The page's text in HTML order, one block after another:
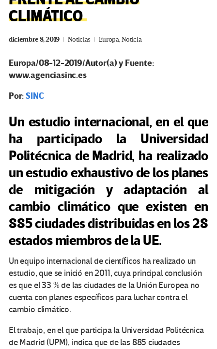
CLIMÁTICO
diciembre 8, 2019 Noticias Europa,Noticia
Europa/08-12-2019/Autor(a) y Fuente:
www.agenciasinc.es
Por:SINC
Un estudio internacional, en el que
ha participado la Universidad
Politécnica de Madrid, ha realizado
un estudio exhaustivo de los planes
de mitigación y adaptación al
cambio climático que existen en
885 ciudades distribuidas en los 28
estados miembros de la UE.
Un equipo internacional de científicos ha realizado un
estudio, que se inició en 2011, cuya principal conclusión
es que el 33 % de las ciudades de la Unión Europea no
cuenta con planes específicos para luchar contra el
cambio climático.
El trabajo, en el que participa la Universidad Politécnica
de Madrid (UPM), indica que de las 885 ciudades